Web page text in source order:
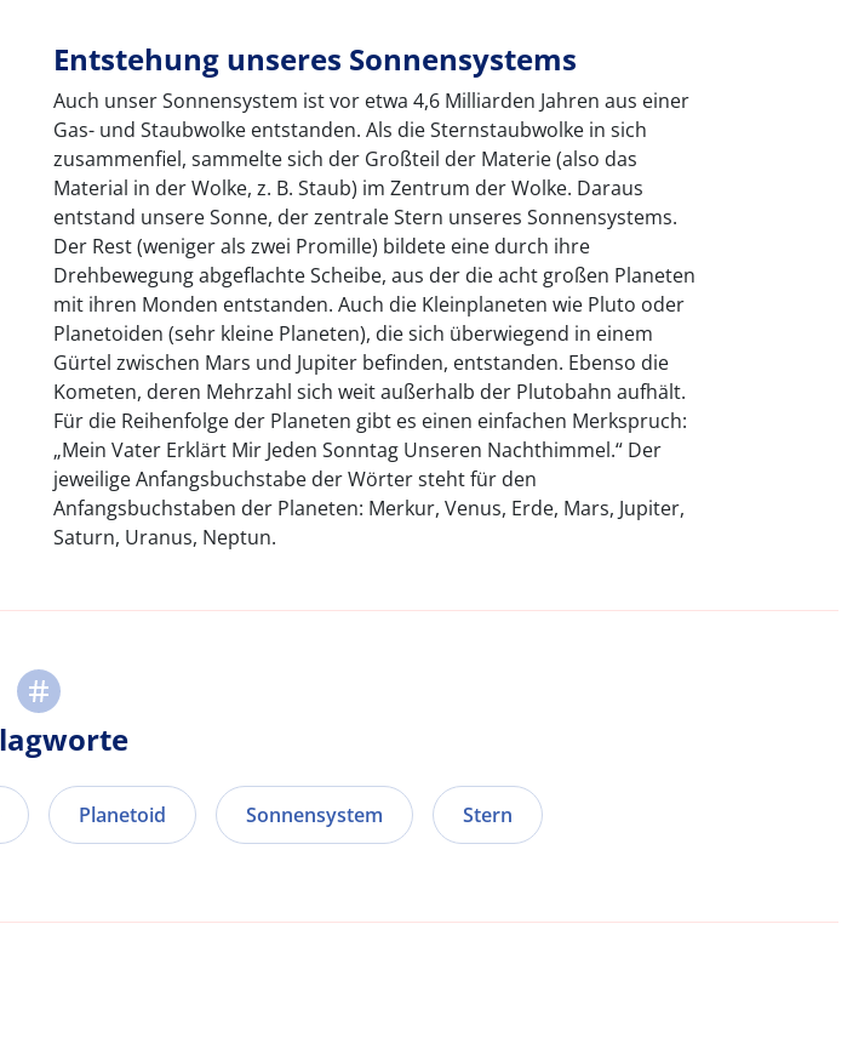
Entstehung unseres Sonnensystems
Auch unser Sonnensystem ist vor etwa 4,6 Milliarden Jahren aus einer
Gas- und Staubwolke entstanden. Als die Sternstaubwolke in sich
zusammenfiel, sammelte sich der Großteil der Materie (also das
Material in der Wolke, z. B. Staub) im Zentrum der Wolke. Daraus
entstand unsere Sonne, der zentrale Stern unseres Sonnensystems.
Der Rest (weniger als zwei Promille) bildete eine durch ihre
Drehbewegung abgeflachte Scheibe, aus der die acht großen Planeten
mit ihren Monden entstanden. Auch die Kleinplaneten wie Pluto oder
Planetoiden (sehr kleine Planeten), die sich überwiegend in einem
Gürtel zwischen Mars und Jupiter befinden, entstanden. Ebenso die
Kometen, deren Mehrzahl sich weit außerhalb der Plutobahn aufhält.
Für die Reihenfolge der Planeten gibt es einen einfachen Merkspruch:
„Mein Vater Erklärt Mir Jeden Sonntag Unseren Nachthimmel.“ Der
jeweilige Anfangsbuchstabe der Wörter steht für den
Anfangsbuchstaben der Planeten: Merkur, Venus, Erde, Mars, Jupiter,
Saturn, Uranus, Neptun.
Planetoid Sonnensystem Stern